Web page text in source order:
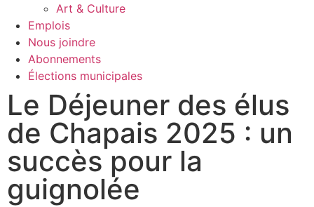
Art & Culture
Emplois
Nous joindre
Abonnements
Élections municipales
Le Déjeuner des élus
de Chapais 2025 : un
succès pour la
guignolée